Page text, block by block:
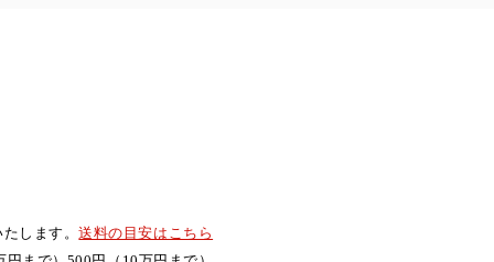
たします。送料の目安はこちら